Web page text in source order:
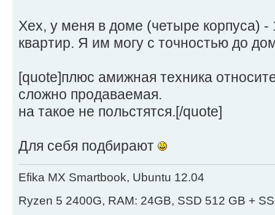
Хех, у меня в доме (четыре корпуса) -
квартир. Я им могу с точностью до
[quote]плюс амижная техника
сложно продаваемая.
на такое не польстятся.[/quote]
Для себя подбирают
Efika MX Smartbook, Ubuntu 12.04
Ryzen 5 2400G, RAM: 24GB, SSD 512 GB +